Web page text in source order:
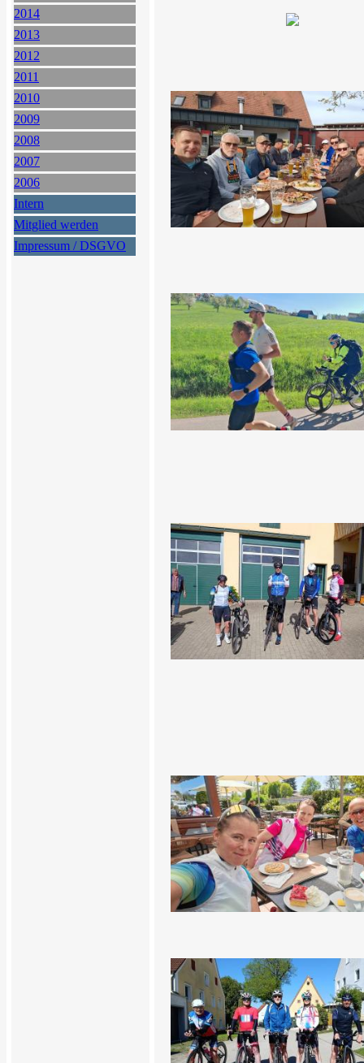
2014
2013
2012
2011
2010
2009
2008
2007
2006
Intern
Mitglied werden
Impressum / DSGVO